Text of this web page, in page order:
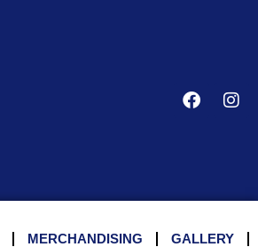
MERCHANDISING GALLERY